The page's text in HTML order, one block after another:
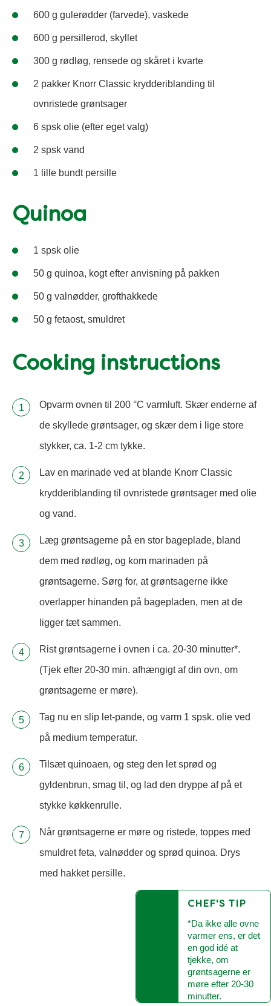
600 g gulerødder (farvede), vaskede
600 g persillerod, skyllet
300 g rødløg, rensede og skåret i kvarte
2 pakker Knorr Classic krydderiblanding til
ovnristede grøntsager
6 spsk olie (efter eget valg)
2 spsk vand
1 lille bundt persille
Quinoa
1 spsk olie
50 g quinoa, kogt efter anvisning på pakken
50 g valnødder, grofthakkede
50 g fetaost, smuldret
Cooking instructions
Opvarm ovnen til 200 °C varmluft. Skær enderne af
de skyllede grøntsager, og skær dem i lige store
stykker, ca. 1-2 cm tykke.
Lav en marinade ved at blande Knorr Classic
krydderiblanding til ovnristede grøntsager med olie
og vand.
Læg grøntsagerne på en stor bageplade, bland
dem med rødløg, og kom marinaden på
grøntsagerne. Sørg for, at grøntsagerne ikke
overlapper hinanden på bagepladen, men at de
ligger tæt sammen.
Rist grøntsagerne i ovnen i ca. 20-30 minutter*.
(Tjek efter 20-30 min. afhængigt af din ovn, om
grøntsagerne er møre).
Tag nu en slip let-pande, og varm 1 spsk. olie ved
på medium temperatur.
Tilsæt quinoaen, og steg den let sprød og
gyldenbrun, smag til, og lad den dryppe af på et
stykke køkkenrulle.
Når grøntsagerne er møre og ristede, toppes med
smuldret feta, valnødder og sprød quinoa. Drys
med hakket persille.
CHEF'S TIP
*Da ikke alle ovne
varmer ens, er det
en god idé at
tjekke, om
grøntsagerne er
møre efter 20-30
minutter.